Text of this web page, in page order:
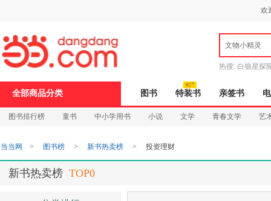
打
开
无
障
页
加
欢
文物小精灵
热搜: 白狼星探
全部商品分类 图书 特装书 亲签书
图书排行榜 童书 中小学用书 小说 文学 青春文学 艺
当当网 > 图书榜 > 新书热卖榜 > 投资理财
新书热卖榜 TOP0